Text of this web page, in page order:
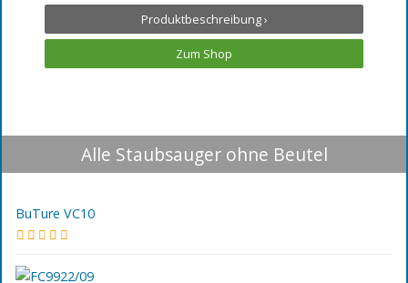
Produktbeschreibung ›
Zum Shop
Alle Staubsauger ohne Beutel
BuTure VC10